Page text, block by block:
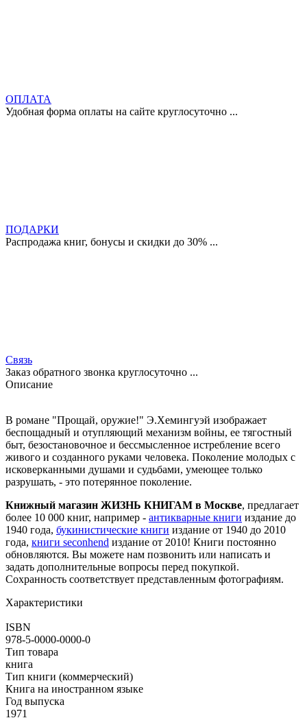
ОПЛАТА
Удобная форма оплаты на сайте круглосуточно ...
ПОДАРКИ
Распродажа книг, бонусы и скидки до 30% ...
Связь
Заказ обратного звонка круглосуточно ...
Описание
В романе "Прощай, оружие!" Э.Хемингуэй изображает
беспощадный и отупляющий механизм войны, ее тягостный
быт, безостановочное и бессмысленное истребление всего
живого и созданного руками человека. Поколение молодых с
исковерканными душами и судьбами, умеющее только
разрушать, - это потерянное поколение.
Книжный магазин ЖИЗНЬ КНИГАМ в Москве, предлагает
более 10 000 книг, например - антикварные книги издание до
1940 года, букинистические книги издание от 1940 до 2010
года, книги seconhend издание от 2010! Книги постоянно
обновляются. Вы можете нам позвонить или написать и
задать дополнительные вопросы перед покупкой.
Сохранность соответствует представленным фотографиям.
Характеристики
ISBN
978-5-0000-0000-0
Тип товара
книга
Тип книги (коммерческий)
Книга на иностранном языке
Год выпуска
1971